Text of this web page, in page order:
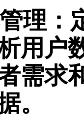
理：
用户
需求
。